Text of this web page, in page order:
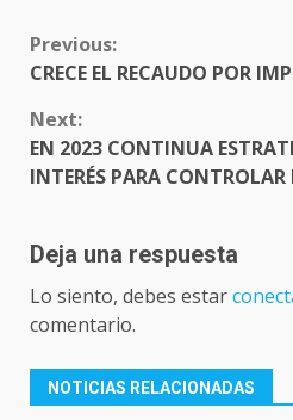
CONTINUE
READING
Previous:
CRECE EL RECAUDO POR
Next:
EN 2023 CONTINUA
INTERÉS PARA
Deja una respuesta
Lo siento, debes estar
comentario.
NOTICIAS RELACIONADAS